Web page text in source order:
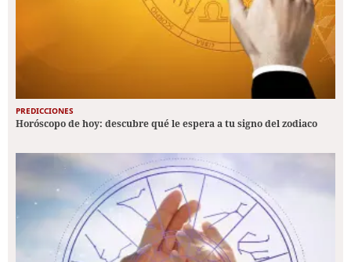
PREDICCIONES
Horóscopo de hoy: descubre qué le espera a tu signo del zodiaco